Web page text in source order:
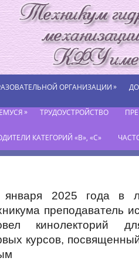
ОРГАНИЗАЦИИ»
» ТРУДОУСТРОЙСТВО
КАТЕГОРИЙ «В», «С»
2025 года в
преподаватель
кинолекторий
курсов,